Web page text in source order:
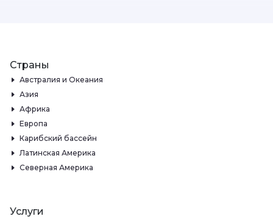
Страны
Австралия и Океания
Азия
Африка
Европа
Карибский бассейн
Латинская Америка
Северная Америка
Услуги